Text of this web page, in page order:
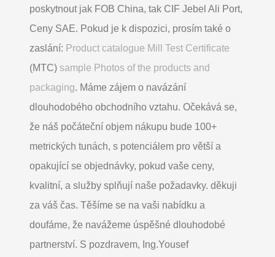
poskytnout jak FOB China, tak CIF Jebel Ali Port,
Ceny SAE. Pokud je k dispozici, prosím také o
zaslání: Product catalogue Mill Test Certificate
(MTC) sample Photos of the products and
packaging. Máme zájem o navázání
dlouhodobého obchodního vztahu. Očekává se,
že náš počáteční objem nákupu bude 100+
metrických tunách, s potenciálem pro větší a
opakující se objednávky, pokud vaše ceny,
kvalitní, a služby splňují naše požadavky. děkuji
za váš čas. Těšíme se na vaši nabídku a
doufáme, že navážeme úspěšné dlouhodobé
partnerství. S pozdravem, Ing.Yousef